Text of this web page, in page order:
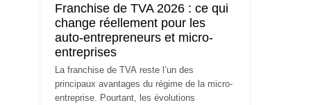
réglementaire plus exigeant. Décryptage des
principaux changements et des précautions
à prendre pour éviter les mauvaises
surprises.
Franchise de TVA 2026 : ce qui
change réellement pour les
auto-entrepreneurs et micro-
entreprises
La franchise de TVA reste l’un des
principaux avantages du régime de la micro-
entreprise. Pourtant, les évolutions